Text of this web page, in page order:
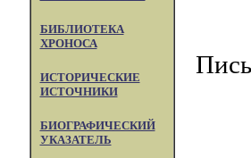
БИБЛИОТЕКА
ХРОНОСА
ИСТОРИЧЕСКИЕ
ИСТОЧНИКИ
БИОГРАФИЧЕСКИЙ
УКАЗАТЕЛЬ